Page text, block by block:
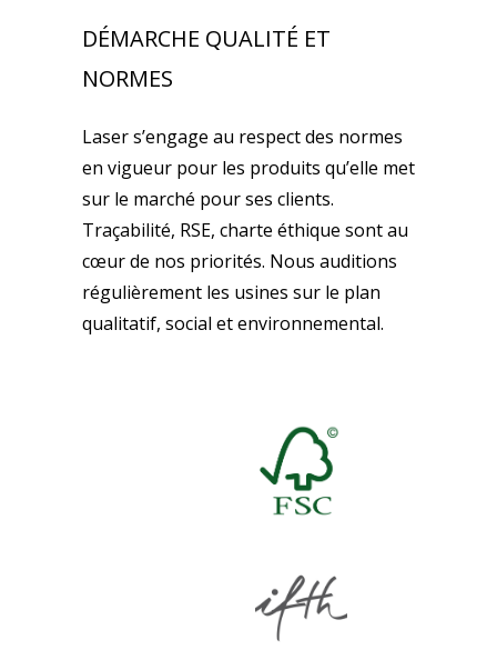
DÉMARCHE QUALITÉ ET
NORMES
Laser s’engage au respect des normes
en vigueur pour les produits qu’elle met
sur le marché pour ses clients.
Traçabilité, RSE, charte éthique sont au
cœur de nos priorités. Nous auditions
régulièrement les usines sur le plan
qualitatif, social et environnemental.